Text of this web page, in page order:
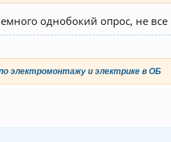
однобокий опрос, не
электромонтажу и электрике в ОБ